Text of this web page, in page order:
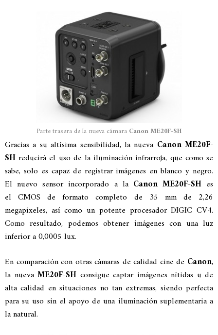
Parte trasera de la nueva cámara Canon ME20F-SH
Gracias a su altísima sensibilidad, la nueva Canon ME20F-
SH reducirá el uso de la iluminación infrarroja, que como se
sabe, solo es capaz de registrar imágenes en blanco y negro.
El nuevo sensor incorporado a la Canon ME20F-SHes
el CMOS de formato completo de 35 mm de 2,26
megapíxeles, así como un potente procesador DIGIC CV4.
Como resultado, podemos obtener imágenes con una luz
inferior a 0,0005 lux.
En comparación con otras cámaras de calidad cine de Canon,
la nueva ME20F-SH consigue captar imágenes nítidas u de
alta calidad en situaciones no tan extremas, siendo perfecta
para su uso sin el apoyo de una iluminación suplementaria a
la natural.